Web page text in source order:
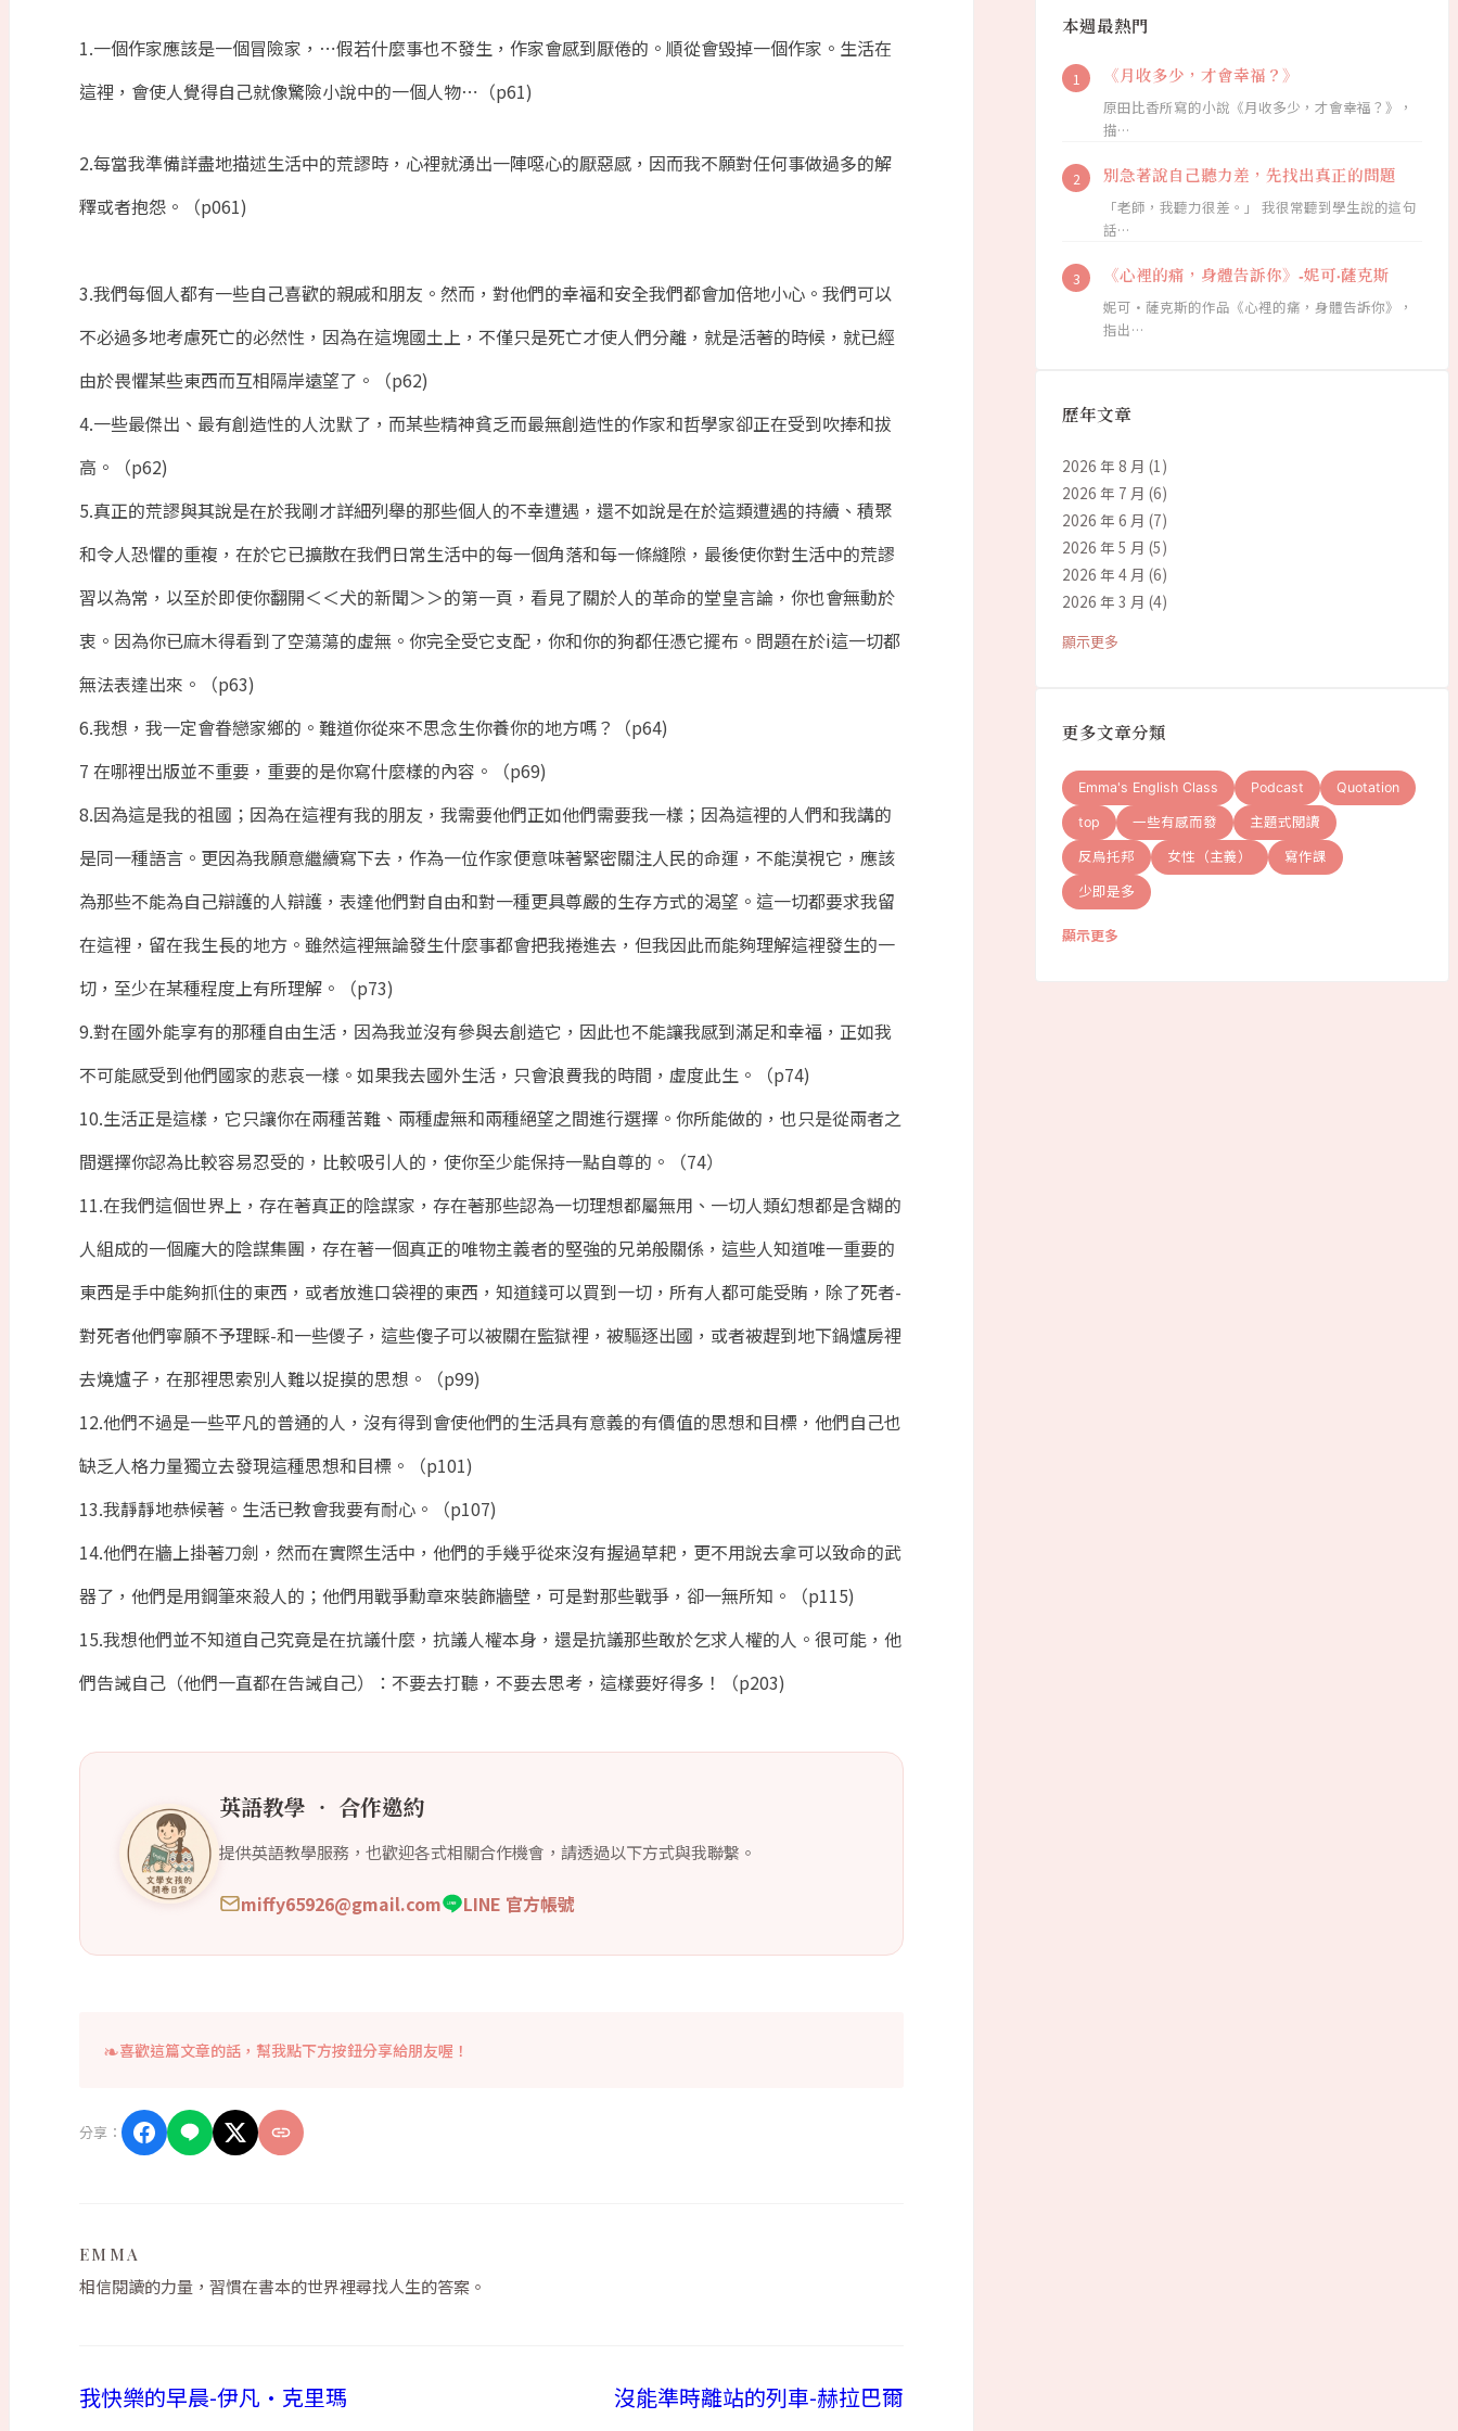
1.一個作家應該是一個冒險家，⋯假若什麼事也不發生，作家會感到厭倦的。順從會毀掉一個作家。生活在
這裡，會使人覺得自己就像驚險小說中的一個人物⋯（p61)
2.每當我準備詳盡地描述生活中的荒謬時，心裡就湧出一陣噁心的厭惡感，因而我不願對任何事做過多的解
釋或者抱怨。（p061)
3.我們每個人都有一些自己喜歡的親戚和朋友。然而，對他們的幸福和安全我們都會加倍地小心。我們可以
不必過多地考慮死亡的必然性，因為在這塊國土上，不僅只是死亡才使人們分離，就是活著的時候，就已經
由於畏懼某些東西而互相隔岸遠望了。（p62)
4.一些最傑出、最有創造性的人沈默了，而某些精神貧乏而最無創造性的作家和哲學家卻正在受到吹捧和拔
高。（p62)
5.真正的荒謬與其說是在於我剛才詳細列舉的那些個人的不幸遭遇，還不如說是在於這類遭遇的持續、積聚
和令人恐懼的重複，在於它已擴散在我們日常生活中的每一個角落和每一條縫隙，最後使你對生活中的荒謬
習以為常，以至於即使你翻開＜＜犬的新聞＞＞的第一頁，看見了關於人的革命的堂皇言論，你也會無動於
衷。因為你已麻木得看到了空蕩蕩的虛無。你完全受它支配，你和你的狗都任憑它擺布。問題在於i這一切都
無法表達出來。（p63)
6.我想，我一定會眷戀家鄉的。難道你從來不思念生你養你的地方嗎？（p64)
7 在哪裡出版並不重要，重要的是你寫什麼樣的內容。（p69)
8.因為這是我的祖國；因為在這裡有我的朋友，我需要他們正如他們需要我一樣；因為這裡的人們和我講的
是同一種語言。更因為我願意繼續寫下去，作為一位作家便意味著緊密關注人民的命運，不能漠視它，應該
為那些不能為自己辯護的人辯護，表達他們對自由和對一種更具尊嚴的生存方式的渴望。這一切都要求我留
在這裡，留在我生長的地方。雖然這裡無論發生什麼事都會把我捲進去，但我因此而能夠理解這裡發生的一
切，至少在某種程度上有所理解。（p73)
9.對在國外能享有的那種自由生活，因為我並沒有參與去創造它，因此也不能讓我感到滿足和幸福，正如我
不可能感受到他們國家的悲哀一樣。如果我去國外生活，只會浪費我的時間，虛度此生。（p74)
10.生活正是這樣，它只讓你在兩種苦難、兩種虛無和兩種絕望之間進行選擇。你所能做的，也只是從兩者之
間選擇你認為比較容易忍受的，比較吸引人的，使你至少能保持一點自尊的。（74）
11.在我們這個世界上，存在著真正的陰謀家，存在著那些認為一切理想都屬無用、一切人類幻想都是含糊的
人組成的一個龐大的陰謀集團，存在著一個真正的唯物主義者的堅強的兄弟般關係，這些人知道唯一重要的
東西是手中能夠抓住的東西，或者放進口袋裡的東西，知道錢可以買到一切，所有人都可能受賄，除了死者-
對死者他們寧願不予理睬-和一些儍子，這些傻子可以被關在監獄裡，被驅逐出國，或者被趕到地下鍋爐房裡
去燒爐子，在那裡思索別人難以捉摸的思想。（p99)
12.他們不過是一些平凡的普通的人，沒有得到會使他們的生活具有意義的有價值的思想和目標，他們自己也
缺乏人格力量獨立去發現這種思想和目標。（p101)
13.我靜靜地恭候著。生活已教會我要有耐心。（p107)
14.他們在牆上掛著刀劍，然而在實際生活中，他們的手幾乎從來沒有握過草耙，更不用說去拿可以致命的武
器了，他們是用鋼筆來殺人的；他們用戰爭勳章來裝飾牆壁，可是對那些戰爭，卻一無所知。（p115)
15.我想他們並不知道自己究竟是在抗議什麼，抗議人權本身，還是抗議那些敢於乞求人權的人。很可能，他
們告誡自己（他們一直都在告誡自己）：不要去打聽，不要去思考，這樣要好得多！（p203)
英語教學 ‧ 合作邀約
提供英語教學服務，也歡迎各式相關合作機會，請透過以下方式與我聯繫。
miffy65926@gmail.com LINE 官方帳號
喜歡這篇文章的話，幫我點下方按鈕分享給朋友喔！
分享：
EMMA
相信閱讀的力量，習慣在書本的世界裡尋找人生的答案。
我快樂的早晨-伊凡•克里瑪 沒能準時離站的列車-赫拉巴爾
本週最熱門
《月收多少，才會幸福？》
原田比香所寫的小說《月收多少，才會幸福？》，
描…
別急著說自己聽力差，先找出真正的問題
「老師，我聽力很差。」 我很常聽到學生說的這句
話…
《心裡的痛，身體告訴你》-妮可·薩克斯
妮可·薩克斯的作品《心裡的痛，身體告訴你》，
指出…
歷年文章
2026 年 8 月 (1)
2026 年 7 月 (6)
2026 年 6 月 (7)
2026 年 5 月 (5)
2026 年 4 月 (6)
2026 年 3 月 (4)
顯示更多
更多文章分類
Emma's English Class Podcast Quotation
top 一些有感而發 主題式閱讀
反烏托邦 女性（主義） 寫作課
少即是多
顯示更多